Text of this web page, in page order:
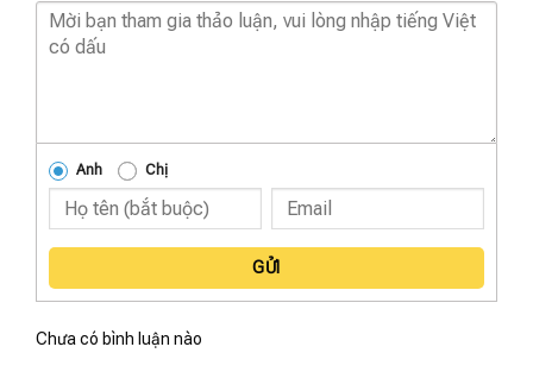
Anh Chị
GỬI
Chưa có bình luận nào